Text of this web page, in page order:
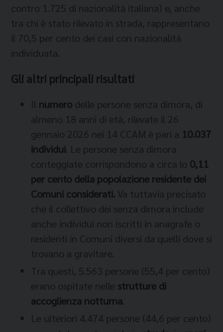
contro 1.725 di nazionalità italiana) e, anche
tra chi è stato rilevato in strada, rappresentano
il 70,5 per cento dei casi con nazionalità
individuata.
Gli altri principali risultati
Il numero delle persone senza dimora, di
almeno 18 anni di età, rilevate il 26
gennaio 2026 nei 14 CCAM è pari a 10.037
individui. Le persone senza dimora
conteggiate corrispondono a circa lo 0,11
per cento della popolazione residente dei
Comuni considerati. Va tuttavia precisato
che il collettivo dei senza dimora include
anche individui non iscritti in anagrafe o
residenti in Comuni diversi da quelli dove si
trovano a gravitare.
Tra questi, 5.563 persone (55,4 per cento)
erano ospitate nelle strutture di
accoglienza notturna.
Le ulteriori 4.474 persone (44,6 per cento)